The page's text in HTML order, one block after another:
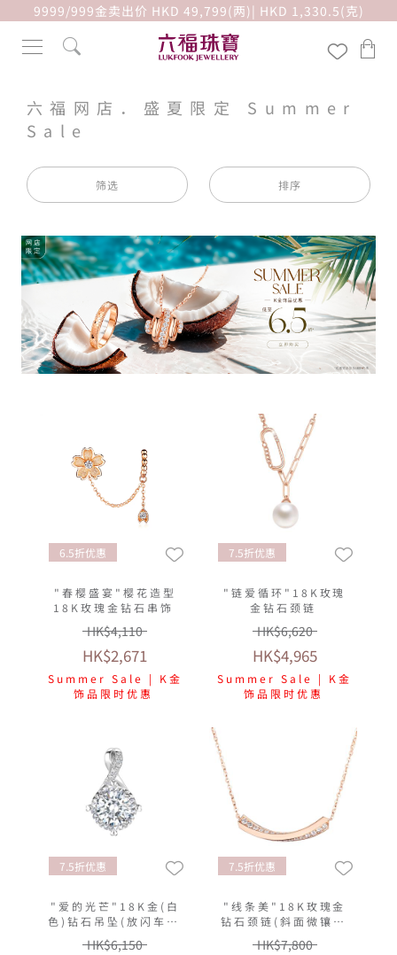
9999/999金卖出价 HKD 49,799(两)| HKD 1,330.5(克)
六福网店．盛夏限定 Summer
Sale
筛选 排序
6.5折优惠
"春樱盛宴"樱花造型
18K玫瑰金钻石串饰
HK$4,110
HK$2,671
Summer Sale | K金
饰品限时优惠
7.5折优惠
"链爱循环"18K玫瑰
金钻石颈链
HK$6,620
HK$4,965
Summer Sale | K金
饰品限时优惠
7.5折优惠
"爱的光芒"18K金(白
色)钻石吊坠(放闪车花
工艺)
HK$6,150
7.5折优惠
"线条美"18K玫瑰金
钻石颈链(斜面微镶工
艺)
HK$7,800